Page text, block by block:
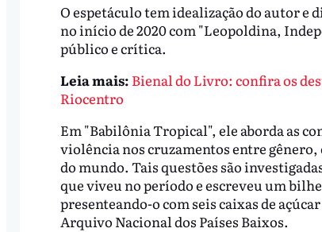
O espetáculo tem idealização do autor e
no início de 2020 com "Leopoldina,
público e crítica.
Leia mais: Bienal do Livro: confira os
Riocentro
Em "Babilônia Tropical", ele aborda as
violência nos cruzamentos entre
do mundo. Tais questões são
que viveu no período e escreveu um
presenteando-o com seis caixas de
Arquivo Nacional dos Países Baixos.